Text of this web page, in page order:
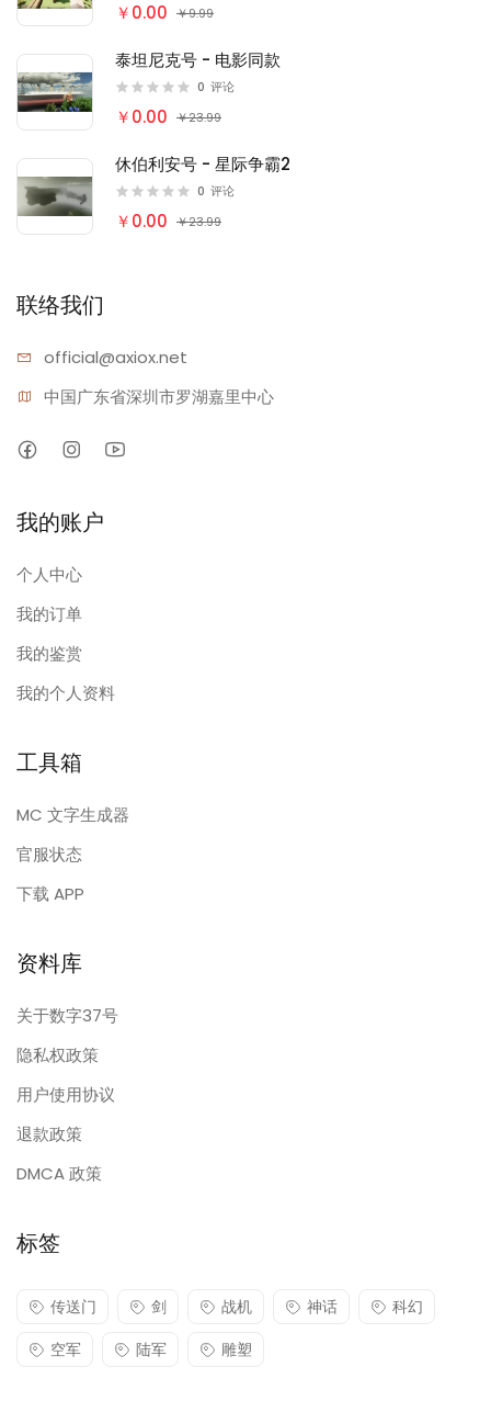
￥0.00 ￥9.99
泰坦尼克号 - 电影同款
0 评论
￥0.00 ￥23.99
休伯利安号 - 星际争霸2
0 评论
￥0.00 ￥23.99
联络我们
official@axiox.net
中国广东省深圳市罗湖嘉里中心
我的账户
个人中心
我的订单
我的鉴赏
我的个人资料
工具箱
MC 文字生成器
官服状态
下载 APP
资料库
关于数字37号
隐私权政策
用户使用协议
退款政策
DMCA 政策
标签
传送门 剑 战机 神话
科幻
空军
陆军 雕塑